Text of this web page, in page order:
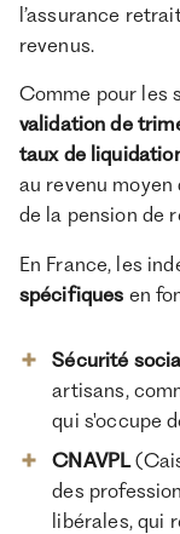
l’assurance
revenus.
Comme pour les
validation de
taux de
au revenu
de la pension de
En France, les
spécifiques en
Sécurité
artisans,
qui s'occupe
CNAVPL
des
libérales, qui